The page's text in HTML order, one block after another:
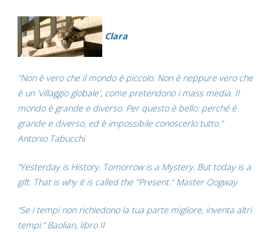
Clara
"Non è vero che il mondo è piccolo. Non è neppure vero che
è un 'villaggio globale', come pretendono i mass media. Il
mondo è grande e diverso. Per questo è bello: perché è
grande e diverso, ed è impossibile conoscerlo tutto."
Antonio Tabucchi
“Yesterday is History. Tomorrow is a Mystery. But today is a
gift. That is why it is called the "Present." Master Oogway
“Se i tempi non richiedono la tua parte migliore, inventa altri
tempi.” Baolian, libro II